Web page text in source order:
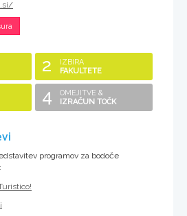
2
IZBIRA
FAKULTETE
4
OMEJITVE &
IZRAČUN TOČK
programov za bodoče